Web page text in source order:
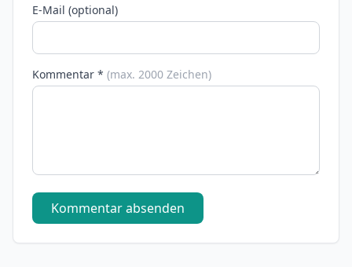
E-Mail (optional)
Kommentar * (max. 2000 Zeichen)
Kommentar absenden